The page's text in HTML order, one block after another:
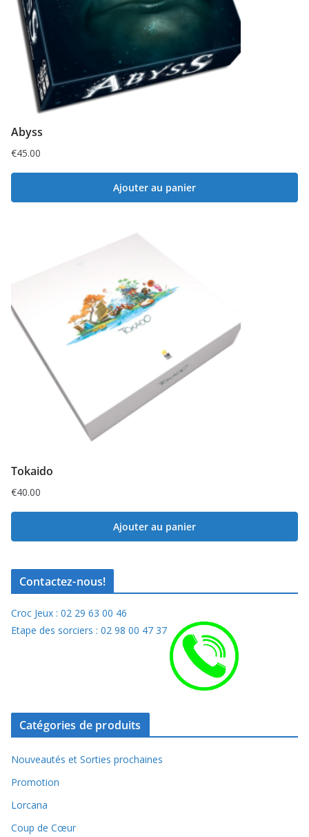
Abyss
€45.00
Ajouter au panier
Tokaido
€40.00
Ajouter au panier
Contactez-nous!
Croc Jeux : 02 29 63 00 46
Etape des sorciers : 02 98 00 47 37
Catégories de produits
Nouveautés et Sorties prochaines
Promotion
Lorcana
Coup de Cœur